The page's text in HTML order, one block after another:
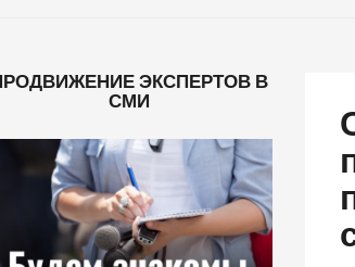
ЭКСПЕРТОВ В
СМИ